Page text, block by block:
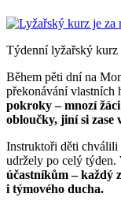
Týdenní lyžařský kurz
Během pěti dní na
překonávání vlastních
pokroky – mnozí
obloučky, jiní si zase
Instruktoři děti chválili
udržely po celý týden.
účastníkům – každý
i týmového ducha.